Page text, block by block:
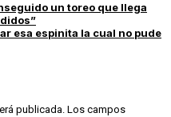
un toreo que llega
esa espinita la cual no pude
publicada. Los campos